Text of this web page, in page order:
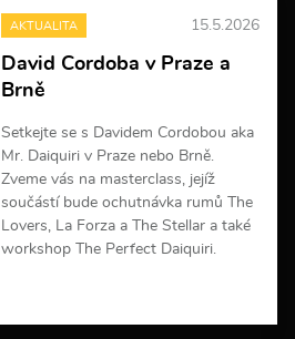
e
i
f
o
m
a
í
AKTUALITA 15.5.2026
David Cordoba v Praze a
Brně
Setkejte se s Davidem Cordobou aka
Mr. Daiquiri v Praze nebo Brně.
Zveme vás na masterclass, jejíž
součástí bude ochutnávka rumů The
Lovers, La Forza a The Stellar a také
workshop The Perfect Daiquiri.